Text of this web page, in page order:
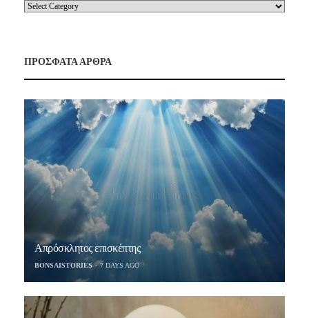
ΠΡΟΣΦΑΤΑ ΑΡΘΡΑ
Απρόσκλητος επισκέπτης
BONSAISTORIES 7 DAYS AGO